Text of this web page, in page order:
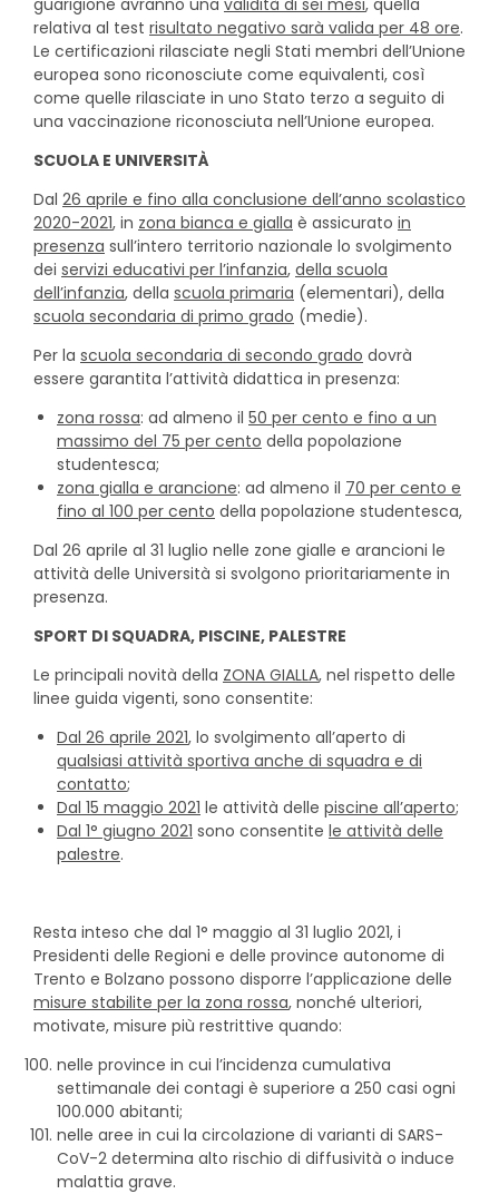
relativa al test risultato negativo sarà valida per 48 ore.
Le certificazioni rilasciate negli Stati membri dell’Unione
europea sono riconosciute come equivalenti, così
come quelle rilasciate in uno Stato terzo a seguito di
una vaccinazione riconosciuta nell’Unione europea.
SCUOLA E UNIVERSITÀ
Dal 26 aprile e fino alla conclusione dell’anno scolastico
2020-2021, in zona bianca e gialla è assicurato in
presenza sull’intero territorio nazionale lo svolgimento
dei servizi educativi per l’infanzia, della scuola
dell’infanzia, della scuola primaria (elementari), della
scuola secondaria di primo grado (medie).
Per la scuola secondaria di secondo grado dovrà
essere garantita l’attività didattica in presenza:
zona rossa: ad almeno il 50 per cento e fino a un
massimo del 75 per cento della popolazione
studentesca;
zona gialla e arancione: ad almeno il 70 per cento e
fino al 100 per cento della popolazione studentesca,
Dal 26 aprile al 31 luglio nelle zone gialle e arancioni le
attività delle Università si svolgono prioritariamente in
presenza.
SPORT DI SQUADRA, PISCINE, PALESTRE
Le principali novità della ZONA GIALLA, nel rispetto delle
linee guida vigenti, sono consentite:
Dal 26 aprile 2021, lo svolgimento all’aperto di
qualsiasi attività sportiva anche di squadra e di
contatto;
Dal 15 maggio 2021 le attività delle piscine all’aperto;
Dal 1° giugno 2021 sono consentite le attività delle
palestre.
Resta inteso che dal 1° maggio al 31 luglio 2021, i
Presidenti delle Regioni e delle province autonome di
Trento e Bolzano possono disporre l’applicazione delle
misure stabilite per la zona rossa, nonché ulteriori,
motivate, misure più restrittive quando:
nelle province in cui l’incidenza cumulativa
settimanale dei contagi è superiore a 250 casi ogni
100.000 abitanti;
nelle aree in cui la circolazione di varianti di SARS-
CoV-2 determina alto rischio di diffusività o induce
malattia grave.